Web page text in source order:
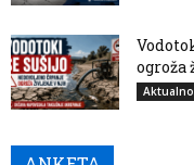
ogroža
Aktualno